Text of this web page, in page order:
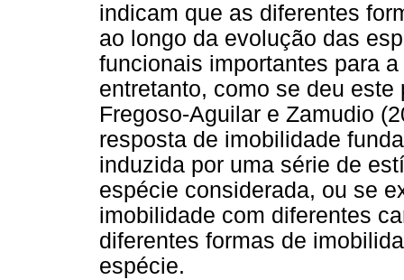
indicam que as diferentes
ao longo da evolução das
funcionais importantes para
entretanto, como se deu
Fregoso-Aguilar e Zamudio
resposta de imobilidade
induzida por uma série de
espécie considerada, ou se
imobilidade com diferentes
diferentes formas de
espécie.